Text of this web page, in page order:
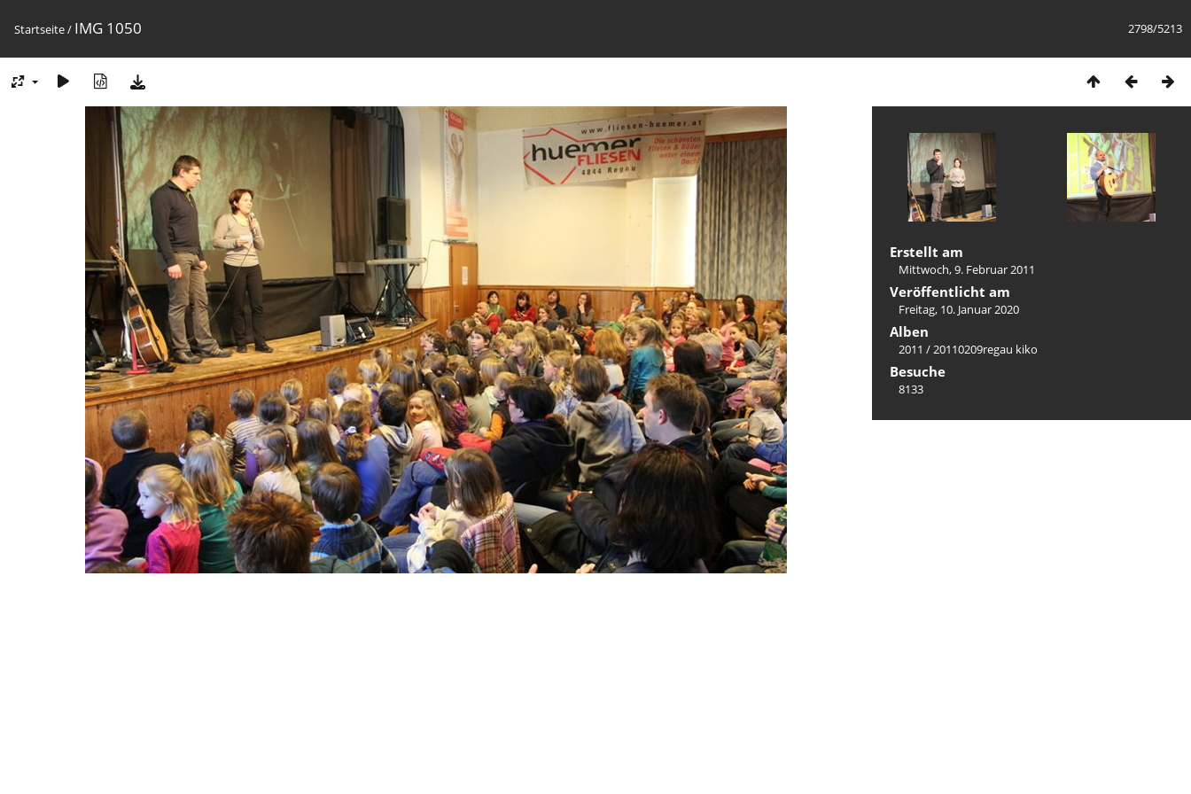
2798/5213
Startseite/ IMG 1050
Erstellt am
Mittwoch, 9. Februar 2011
Veröffentlicht am
Freitag, 10. Januar 2020
Alben
2011 /20110209regau kiko
Besuche
8133